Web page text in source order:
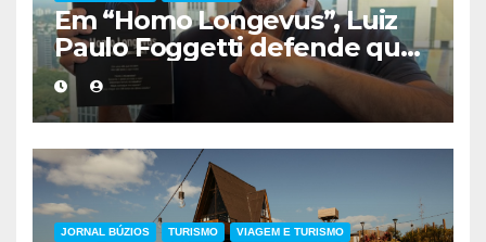
Em “Homo Longevus”, Luiz
Paulo Foggetti defende que
viver mais exigirá uma nova
forma de encarar a vida
JORNAL BÚZIOS TURISMO VIAGEM E TURISMO